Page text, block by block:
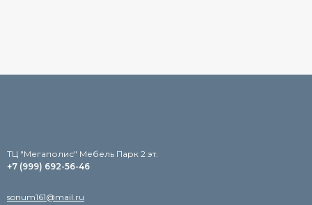
TЦ "Мегаполис" Мебель Парк 2 эт.
+7 (999) 692-56-46
sonum161@mail.ru